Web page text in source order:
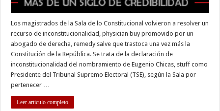
Los magistrados de la Sala de lo Constitucional volvieron a resolver un
recurso de inconstitucionalidad, physician buy promovido por un
abogado de derecha, remedy salve que trastoca una vez más la
Constitución de la República. Se trata de la declaración de
inconstitucionalidad del nombramiento de Eugenio Chicas, stuff como
Presidente del Tribunal Supremo Electoral (TSE), según la Sala por
pertenecer …
Leer artículo completo